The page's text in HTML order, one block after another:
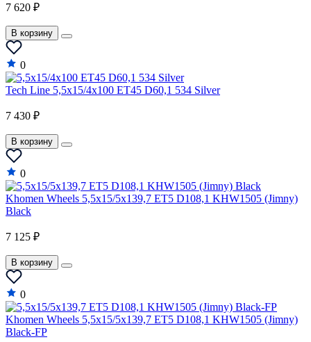
7 620 ₽
В корзину
0
Tech Line 5,5x15/4x100 ET45 D60,1 534 Silver
7 430 ₽
В корзину
0
Khomen Wheels 5,5x15/5x139,7 ET5 D108,1 KHW1505 (Jimny)
Black
7 125 ₽
В корзину
0
Khomen Wheels 5,5x15/5x139,7 ET5 D108,1 KHW1505 (Jimny)
Black-FP